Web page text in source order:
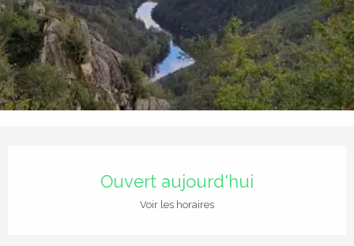
Ouvert aujourd'hui
Voir les horaires